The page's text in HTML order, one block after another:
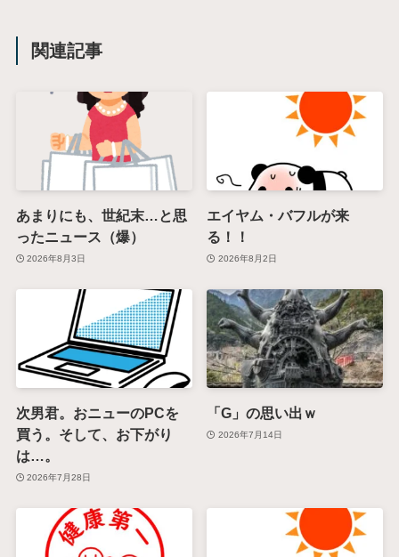
関連記事
あまりにも、世紀末…と思
ったニュース（爆）
2026年8月3日
エイヤム・バフルが来
る！！
2026年8月2日
次男君。おニューのPCを
買う。そして、お下がり
は…。
2026年7月28日
「G」の思い出ｗ
2026年7月14日